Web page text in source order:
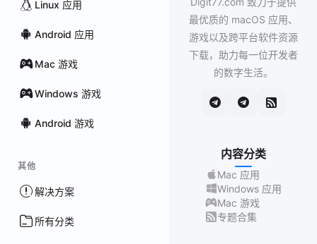
Linux 应用
Android 应用
Mac 游戏
Windows 游戏
Android 游戏
其他
解决方案
所有分类
最优质的 macOS 应用、
游戏以及跨平台软件资源
下载，助力每一位开发者
的数字生活。
内容分类
Mac 应用
Windows 应用
Mac 游戏
专题合集